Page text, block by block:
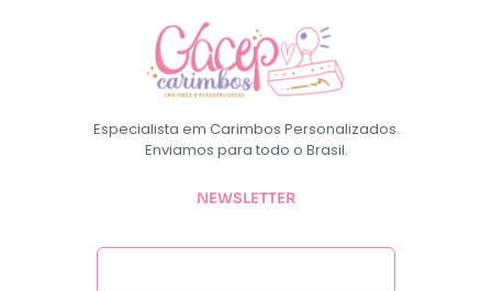
Especialista em Carimbos Personalizados.
Enviamos para todo o Brasil.
NEWSLETTER